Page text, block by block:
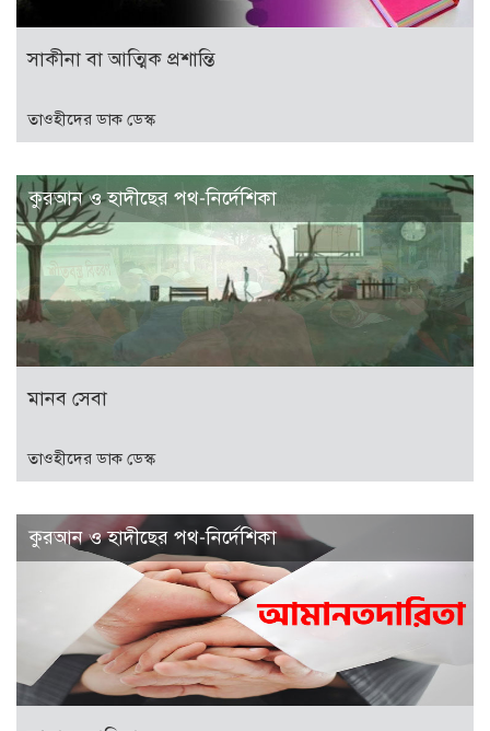
সাকীনা বা আত্মিক প্রশান্তি
তাওহীদের ডাক ডেস্ক
কুরআন ও হাদীছের পথ-নির্দেশিকা
মানব সেবা
তাওহীদের ডাক ডেস্ক
কুরআন ও হাদীছের পথ-নির্দেশিকা